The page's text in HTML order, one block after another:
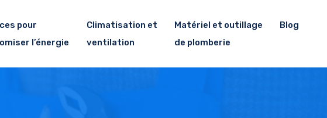
pour
l’énergie
Climatisation et
ventilation
Matériel et outillage
de plomberie
Blog